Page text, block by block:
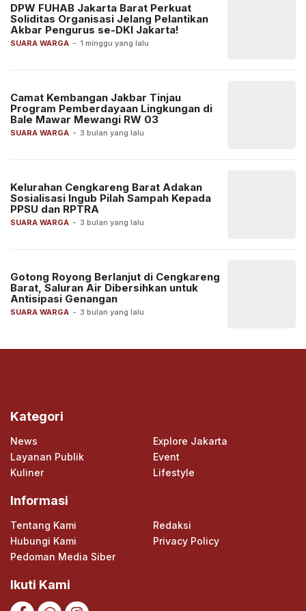
SUARA WARGA - 1 minggu yang lalu
DPW FUHAB Jakarta Barat Perkuat
Soliditas Organisasi Jelang Pelantikan
Akbar Pengurus se-DKI Jakarta!
SUARA WARGA - 3 bulan yang lalu
Camat Kembangan Jakbar Tinjau
Program Pemberdayaan Lingkungan di
Bale Mawar Mewangi RW 03
SUARA WARGA - 3 bulan yang lalu
Kelurahan Cengkareng Barat Adakan
Sosialisasi Ingub Pilah Sampah Kepada
PPSU dan RPTRA
SUARA WARGA - 3 bulan yang lalu
Gotong Royong Berlanjut di Cengkareng
Barat, Saluran Air Dibersihkan untuk
Antisipasi Genangan
Kategori
News
Explore Jakarta
Layanan Publik
Event
Kuliner
Lifestyle
Informasi
Tentang Kami
Redaksi
Hubungi Kami
Privacy Policy
Pedoman Media Siber
Ikuti Kami